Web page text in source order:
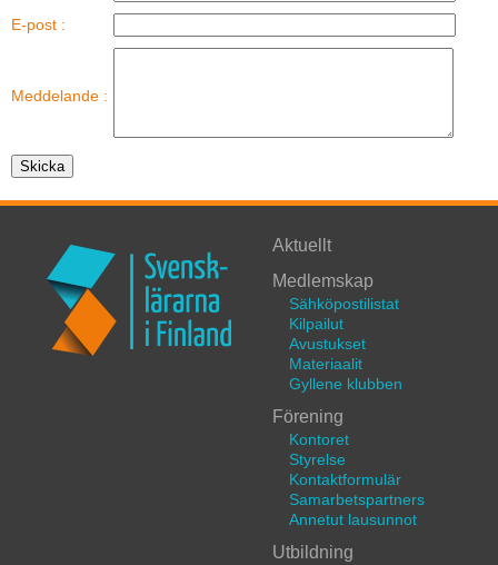
E-post :
Meddelande :
Aktuellt
Medlemskap
Sähköpostilistat
Kilpailut
Avustukset
Materiaalit
Gyllene klubben
Förening
Kontoret
Styrelse
Kontaktformulär
Samarbetspartners
Annetut lausunnot
Utbildning